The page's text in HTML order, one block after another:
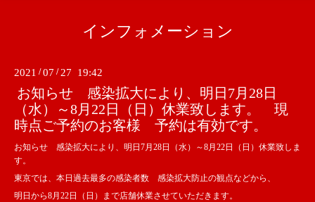
インフォメーション
2021 /07 / 27 19:42
お知らせ 感染拡大により、明日7月28日
（水）～8月22日（日）休業致します。 現
時点ご予約のお客様 予約は有効です。
お知らせ 感染拡大により、明日7月28日（水）～8月22日（日）休業致しま
す。
東京では、本日過去最多の感染者数 感染拡大防止の観点などから、
明日から8月22日（日）まで店舗休業させていただきます。